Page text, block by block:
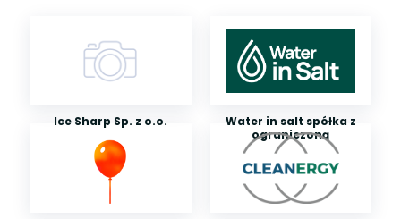
Ice Sharp Sp. z o.o.
Water in salt spółka z
ograniczoną
odpowiedzialnością